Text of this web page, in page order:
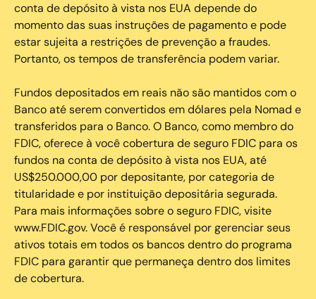
conta de depósito à vista nos EUA depende do
momento das suas instruções de pagamento e pode
estar sujeita a restrições de prevenção a fraudes.
Portanto, os tempos de transferência podem variar.
Fundos depositados em reais não são mantidos com o
Banco até serem convertidos em dólares pela Nomad e
transferidos para o Banco. O Banco, como membro do
FDIC, oferece à você cobertura de seguro FDIC para os
fundos na conta de depósito à vista nos EUA, até
US$250.000,00 por depositante, por categoria de
titularidade e por instituição depositária segurada.
Para mais informações sobre o seguro FDIC, visite
www.FDIC.gov. Você é responsável por gerenciar seus
ativos totais em todos os bancos dentro do programa
FDIC para garantir que permaneça dentro dos limites
de cobertura.